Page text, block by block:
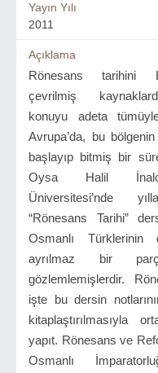
Yayın Yılı
2011
Açıklama
Rönesans tarihini
çevrilmiş
konuyu adeta
Avrupa’da, bu
başlayıp bitmiş bir
Oysa Halil
Üniversitesi’nde
“Rönesans Tarihi”
Osmanlı
ayrılmaz bir
gözlemlemişlerdir.
işte bu dersin
kitaplaştırılmasıyla
yapıt. Rönesans ve
Osmanlı